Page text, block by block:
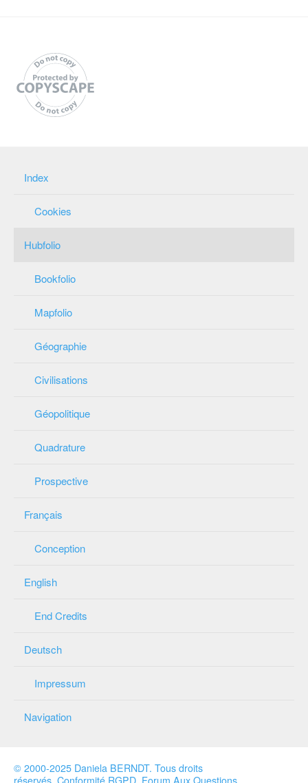
Index
Cookies
Hubfolio
Bookfolio
Mapfolio
Géographie
Civilisations
Géopolitique
Quadrature
Prospective
Français
Conception
English
End Credits
Deutsch
Impressum
Navigation
© 2000-2025 Daniela BERNDT. Tous droits
réservés Conformité RGPD Forum Aux Questions